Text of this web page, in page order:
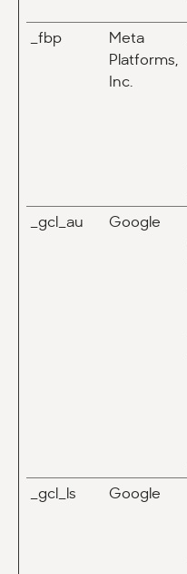
_fbp
Meta
Platforms,
Inc.
_gcl_au Google
_gcl_ls Google